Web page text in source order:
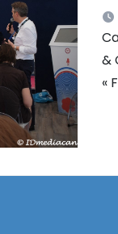
&
«